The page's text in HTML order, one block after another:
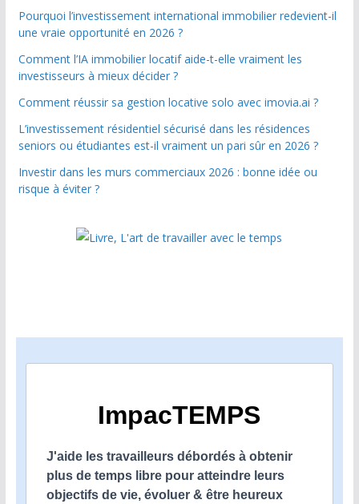
Pourquoi l’investissement international immobilier redevient-il
une vraie opportunité en 2026 ?
Comment l’IA immobilier locatif aide-t-elle vraiment les
investisseurs à mieux décider ?
Comment réussir sa gestion locative solo avec imovia.ai ?
L’investissement résidentiel sécurisé dans les résidences
seniors ou étudiantes est-il vraiment un pari sûr en 2026 ?
Investir dans les murs commerciaux 2026 : bonne idée ou
risque à éviter ?
ImpacTEMPS
J'aide les travailleurs débordés à obtenir
plus de temps libre pour atteindre leurs
objectifs de vie, évoluer & être heureux